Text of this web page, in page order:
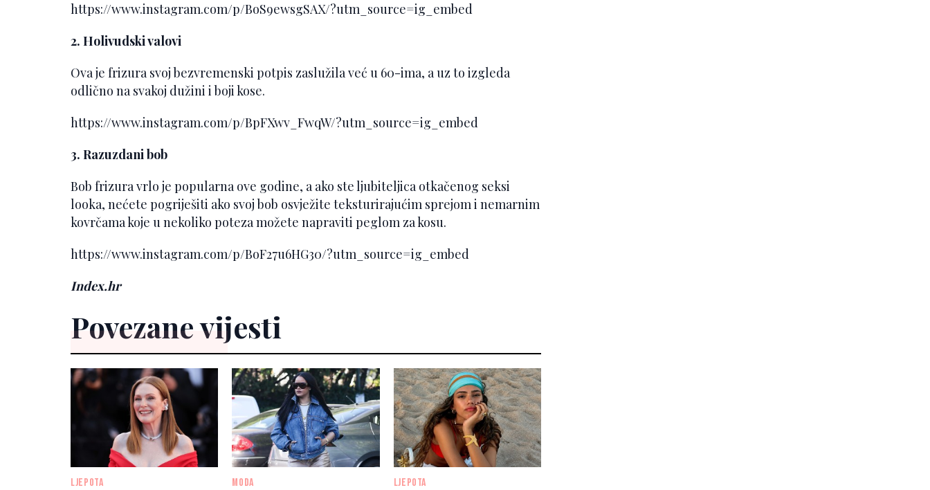
https://www.instagram.com/p/BoS9ewsgSAX/?utm_source=ig_embed
2. Holivudski valovi
Ova je frizura svoj bezvremenski potpis zaslužila već u 60-ima, a uz to izgleda
odlično na svakoj dužini i boji kose.
https://www.instagram.com/p/BpFXwv_FwqW/?utm_source=ig_embed
3. Razuzdani bob
Bob frizura vrlo je popularna ove godine, a ako ste ljubiteljica otkačenog seksi
looka, nećete pogriješiti ako svoj bob osvježite teksturirajućim sprejom i nemarnim
kovrčama koje u nekoliko poteza možete napraviti peglom za kosu.
https://www.instagram.com/p/BoF27u6HG30/?utm_source=ig_embed
Index.hr
Povezane vijesti
LJEPOTA MODA LJEPOTA